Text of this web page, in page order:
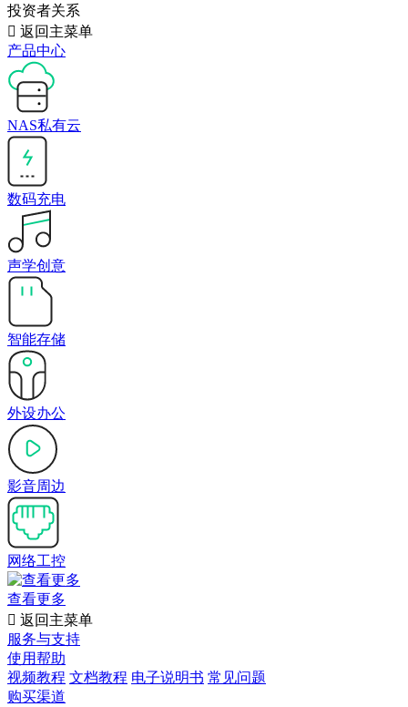
投资者关系
 返回主菜单
产品中心
NAS私有云
数码充电
声学创意
智能存储
外设办公
影音周边
网络工控
查看更多
 返回主菜单
服务与支持
使用帮助
视频教程 文档教程 电子说明书 常见问题
购买渠道